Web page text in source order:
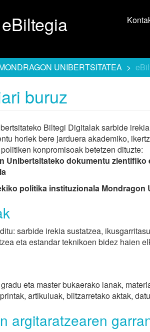
eBiltegia
UNIBERTSITATEA
buruz
Biltegi Digitalak sarbide
horiek bere jarduera akademiko,
konpromisoak betetzen dituzte:
Unibertsitateko dokumentu
politika instituzionala Mondragon
sarbide irekia sustatzea,
eta estandar teknikoen bidez haien
eta master bukaerako lanak,
artikuluak, biltzarretako aktak,
argitaratzearen